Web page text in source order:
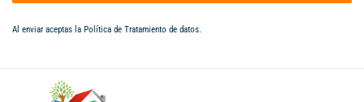
Al enviar aceptas la Política de Tratamiento de datos.